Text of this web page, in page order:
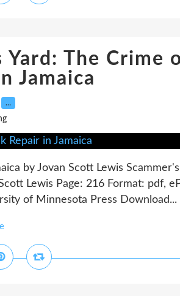
Yard: The Crime
Jamaica
…
by Jovan Scott Lewis Scammer's
Lewis Page: 216 Format: pdf,
of Minnesota Press Download...